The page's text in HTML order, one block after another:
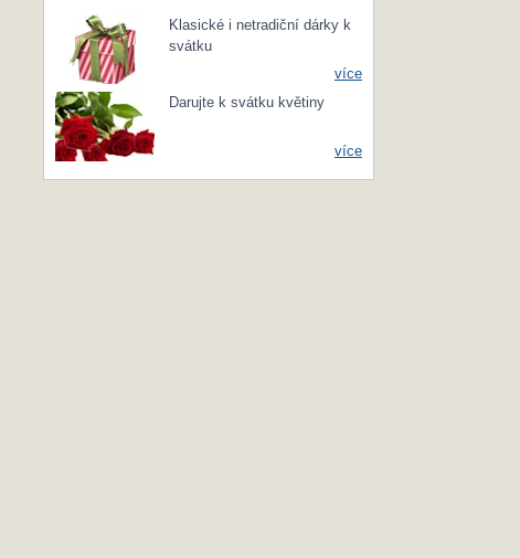
Klasické i netradiční dárky k
svátku
více
Darujte k svátku květiny
více